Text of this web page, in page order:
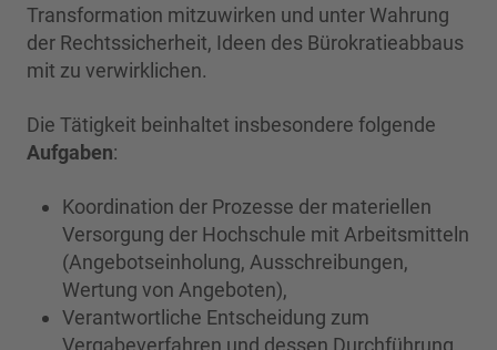
Transformation mitzuwirken und unter Wahrung
der Rechtssicherheit, Ideen des Bürokratieabbaus
mit zu verwirklichen.
Die Tätigkeit beinhaltet insbesondere folgende
Aufgaben:
Koordination der Prozesse der materiellen
Versorgung der Hochschule mit Arbeitsmitteln
(Angebotseinholung, Ausschreibungen,
Wertung von Angeboten),
Verantwortliche Entscheidung zum
Vergabeverfahren und dessen Durchführung,